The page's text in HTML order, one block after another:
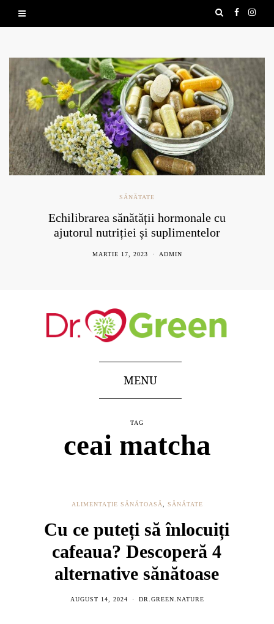
SĂNĂTATE
Echilibrarea sănătății hormonale cu
ajutorul nutriției și suplimentelor
MARTIE 17, 2023 ADMIN
MENU
TAG
ceai matcha
ALIMENTAȚIE SĂNĂTOASĂ SĂNĂTATE
Cu ce puteți să înlocuiți
cafeaua? Descoperă 4
alternative sănătoase
AUGUST 14, 2024 DR.GREEN.NATURE